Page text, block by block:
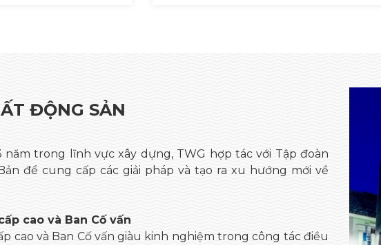
ĐỘNG SẢN
năm trong lĩnh vực xây dựng, TWG hợp tác với Tập đoàn
để cung cấp các giải pháp và tạo ra xu hướng mới về
cao và Ban Cố vấn
cao và Ban Cố vấn giàu kinh nghiệm trong công tác điều